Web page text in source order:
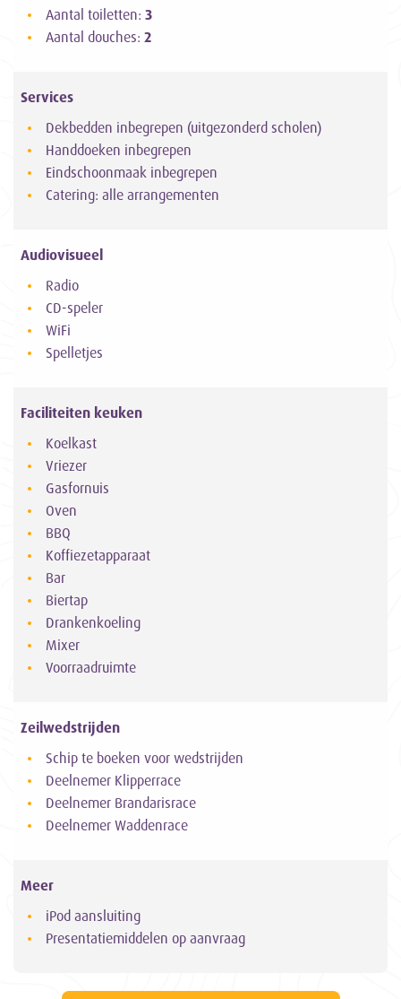
Aantal toiletten: 3
Aantal douches: 2
Services
Dekbedden inbegrepen (uitgezonderd scholen)
Handdoeken inbegrepen
Eindschoonmaak inbegrepen
Catering: alle arrangementen
Audiovisueel
Radio
CD-speler
WiFi
Spelletjes
Faciliteiten keuken
Koelkast
Vriezer
Gasfornuis
Oven
BBQ
Koffiezetapparaat
Bar
Biertap
Drankenkoeling
Mixer
Voorraadruimte
Zeilwedstrijden
Schip te boeken voor wedstrijden
Deelnemer Klipperrace
Deelnemer Brandarisrace
Deelnemer Waddenrace
Meer
iPod aansluiting
Presentatiemiddelen op aanvraag